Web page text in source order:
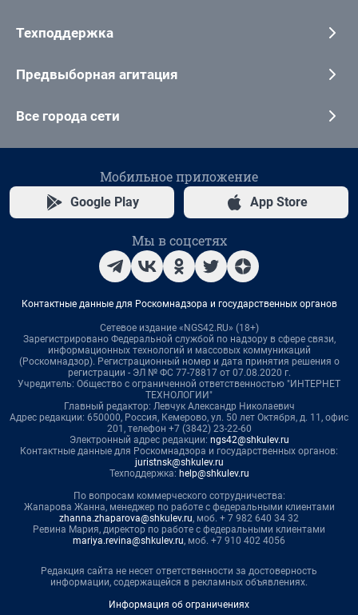
Техподдержка
Предвыборная агитация
Все города сети
Мобильное приложение
Google Play App Store
Мы в соцсетях
Контактные данные для Роскомнадзора и государственных органов
Сетевое издание «NGS42.RU» (18+)
Зарегистрировано Федеральной службой по надзору в сфере связи,
информационных технологий и массовых коммуникаций
(Роскомнадзор). Регистрационный номер и дата принятия решения о
регистрации - ЭЛ № ФС 77-78817 от 07.08.2020 г.
Учредитель: Общество с ограниченной ответственностью "ИНТЕРНЕТ
ТЕХНОЛОГИИ"
Главный редактор: Левчук Александр Николаевич
Адрес редакции: 650000, Россия, Кемерово, ул. 50 лет Октября, д. 11, офис
201, телефон +7 (3842) 23-22-60
Электронный адрес редакции: ngs42@shkulev.ru
Контактные данные для Роскомнадзора и государственных органов:
juristnsk@shkulev.ru
Техподдержка: help@shkulev.ru
По вопросам коммерческого сотрудничества:
Жапарова Жанна, менеджер по работе с федеральными клиентами
zhanna.zhaparova@shkulev.ru, моб. + 7 982 640 34 32
Ревина Мария, директор по работе с федеральными клиентами
mariya.revina@shkulev.ru, моб. +7 910 402 4056
Редакция сайта не несет ответственности за достоверность
информации, содержащейся в рекламных объявлениях.
Информация об ограничениях